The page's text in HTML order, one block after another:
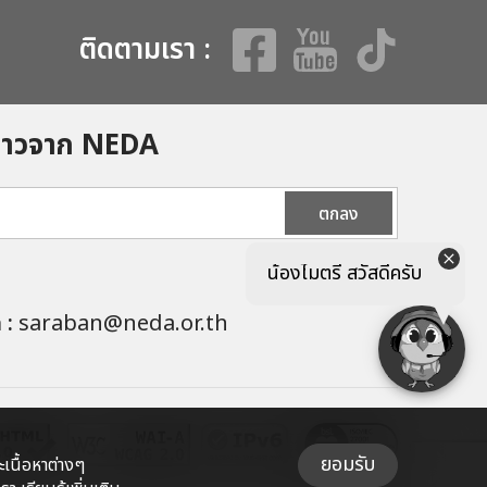
น้องไมตรี สวัสดีครับ
ติดตามเรา :
จาก NEDA
ตกลง
: saraban@neda.or.th
นื้อหาต่างๆ
ยอมรับ